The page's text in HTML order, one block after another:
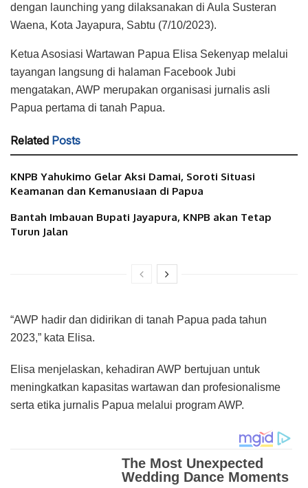
dengan launching yang dilaksanakan di Aula Susteran
Waena, Kota Jayapura, Sabtu (7/10/2023).
Ketua Asosiasi Wartawan Papua Elisa Sekenyap melalui
tayangan langsung di halaman Facebook Jubi
mengatakan, AWP merupakan organisasi jurnalis asli
Papua pertama di tanah Papua.
Related Posts
KNPB Yahukimo Gelar Aksi Damai, Soroti Situasi
Keamanan dan Kemanusiaan di Papua
Bantah Imbauan Bupati Jayapura, KNPB akan Tetap
Turun Jalan
“AWP hadir dan didirikan di tanah Papua pada tahun
2023,” kata Elisa.
Elisa menjelaskan, kehadiran AWP bertujuan untuk
meningkatkan kapasitas wartawan dan profesionalisme
serta etika jurnalis Papua melalui program AWP.